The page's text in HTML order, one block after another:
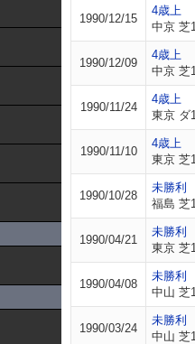
1990/12/15
4歳上
中京 芝
1990/12/09
4歳上
中京 芝
1990/11/24
4歳上
東京 ダ
1990/11/10
4歳上
東京 芝
1990/10/28
未勝利
福島 芝
1990/04/21
未勝利
東京 芝
1990/04/08
未勝利
中山 芝
1990/03/24
未勝利
中山 芝